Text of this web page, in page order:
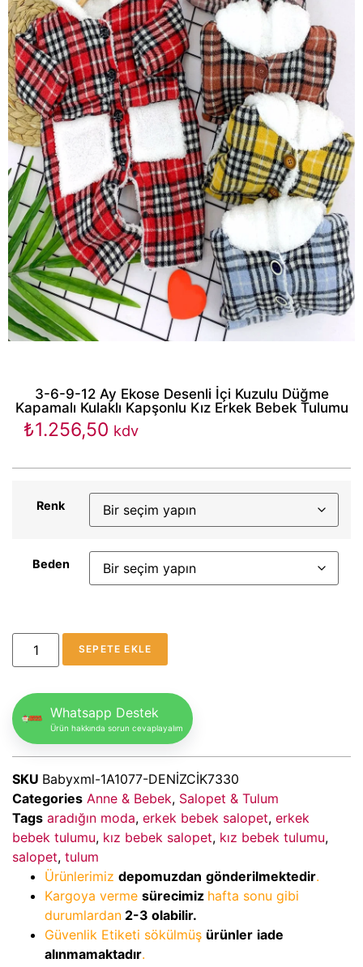
3-6-9-12 Ay Ekose Desenli İçi Kuzulu Düğme
Kapamalı Kulaklı Kapşonlu Kız Erkek Bebek Tulumu
₺1.256,50 kdv
Renk
Beden
SEPETE EKLE
Whatsapp Destek
Ürün hakkında sorun cevaplayalım
SKU Babyxml-1A1077-DENİZCİK7330
Categories Anne & Bebek, Salopet & Tulum
Tags aradığın moda, erkek bebek salopet, erkek
bebek tulumu, kız bebek salopet, kız bebek tulumu,
salopet, tulum
Ürünlerimiz depomuzdan gönderilmektedir.
Kargoya verme sürecimiz hafta sonu gibi
durumlardan 2-3 olabilir.
Güvenlik Etiketi sökülmüş ürünler iade
alınmamaktadır.